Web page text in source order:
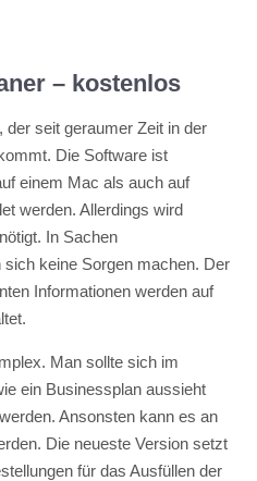
– kostenlos
seit geraumer Zeit in der
Die Software ist
einem Mac als auch auf
werden. Allerdings wird
In Sachen
keine Sorgen machen. Der
Informationen werden auf
Man sollte sich im
ein Businessplan aussieht
Ansonsten kann es an
Die neueste Version setzt
für das Ausfüllen der